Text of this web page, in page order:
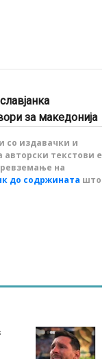
славјанка
за македонија
со издавачки и
текстови е
на
до содржината што